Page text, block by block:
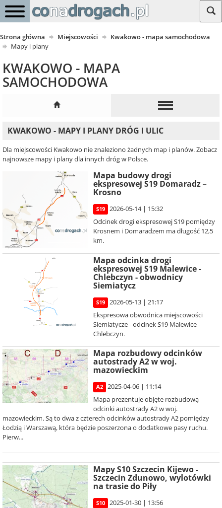
Strona główna Miejscowości
Kwakowo - mapa samochodowa
Mapy i plany
KWAKOWO - MAPA
SAMOCHODOWA
KWAKOWO - MAPY I PLANY DRÓG I ULIC
Dla miejscowości Kwakowo nie znaleziono żadnych map i planów. Zobacz
najnowsze mapy i plany dla innych dróg w Polsce.
Mapa budowy drogi
ekspresowej S19 Domaradz –
Krosno
S19
2026-05-14 | 15:32
Odcinek drogi ekspresowej S19 pomiędzy
Krosnem i Domaradzem ma długość 12,5
km.
Mapa odcinka drogi
ekspresowej S19 Malewice -
Chlebczyn - obwodnicy
Siemiatycz
S19
2026-05-13 | 21:17
Ekspresowa obwodnica miejscowości
Siemiatycze - odcinek S19 Malewice -
Chlebczyn.
Mapa rozbudowy odcinków
autostrady A2 w woj.
mazowieckim
A2
2025-04-06 | 11:14
Mapa prezentuje objęte rozbudową
odcinki autostrady A2 w woj.
mazowieckim. Są to dwa z czterech odcinków autostrady A2 pomiędzy
Łodzią i Warszawą, która będzie poszerzona o dodatkowe pasy ruchu.
Pierw...
Mapy S10 Szczecin Kijewo -
Szczecin Zdunowo, wylotówki
na trasie do Piły
S10
2025-01-30 | 13:56